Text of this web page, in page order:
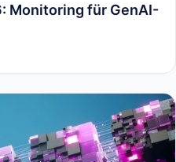
Monitoring für GenAI-